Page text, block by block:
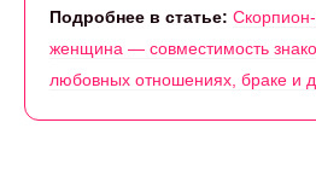
Подробнее в статье:
женщина — совместимость
любовных отношениях, браке и